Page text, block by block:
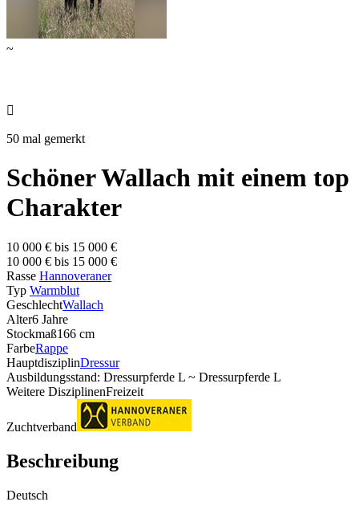
~

50 mal gemerkt
Schöner Wallach mit einem top
Charakter
10 000 € bis 15 000 €
10 000 € bis 15 000 €
Rasse Hannoveraner
Typ Warmblut
GeschlechtWallach
Alter6 Jahre
Stockmaß166 cm
FarbeRappe
HauptdisziplinDressur
Ausbildungsstand: Dressurpferde L ~ Dressurpferde L
Weitere DisziplinenFreizeit
Zuchtverband
Beschreibung
Deutsch